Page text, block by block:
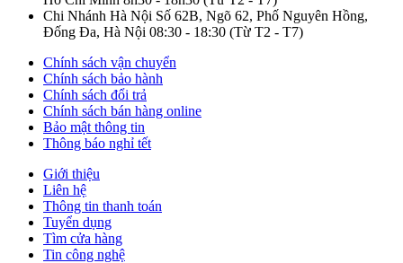
Chi Nhánh Hà Nội Số 62B, Ngõ 62, Phố Nguyên Hồng,
Đống Đa, Hà Nội 08:30 - 18:30 (Từ T2 - T7)
Chính sách vận chuyển
Chính sách bảo hành
Chính sách đổi trả
Chính sách bán hàng online
Bảo mật thông tin
Thông báo nghỉ tết
Giới thiệu
Liên hệ
Thông tin thanh toán
Tuyển dụng
Tìm cửa hàng
Tin công nghệ